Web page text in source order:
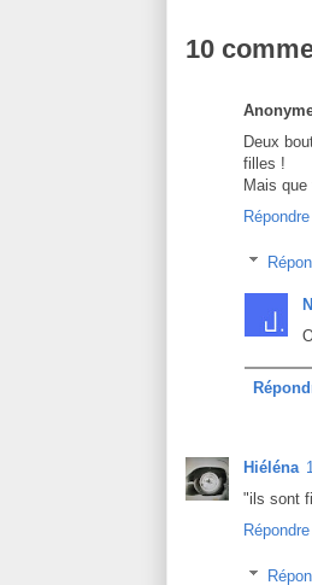
10
Deux
filles !
Mais
Répondre
Hiéléna
"ils sont
Répondre